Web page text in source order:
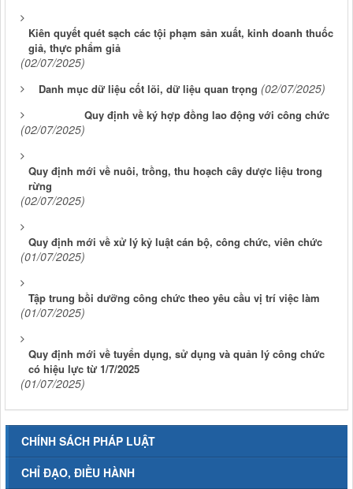
Kiên quyết quét sạch các tội phạm sản xuất, kinh doanh thuốc
giả, thực phẩm giả
(02/07/2025)
Danh mục dữ liệu cốt lõi, dữ liệu quan trọng (02/07/2025)
Quy định về ký hợp đồng lao động với công chức
(02/07/2025)
Quy định mới về nuôi, trồng, thu hoạch cây dược liệu trong
rừng
(02/07/2025)
Quy định mới về xử lý kỷ luật cán bộ, công chức, viên chức
(01/07/2025)
Tập trung bồi dưỡng công chức theo yêu cầu vị trí việc làm
(01/07/2025)
Quy định mới về tuyển dụng, sử dụng và quản lý công chức
có hiệu lực từ 1/7/2025
(01/07/2025)
CHÍNH SÁCH PHÁP LUẬT
CHỈ ĐẠO, ĐIỀU HÀNH